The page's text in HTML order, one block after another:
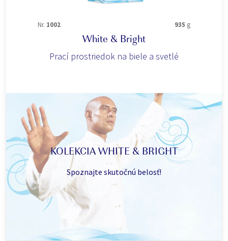
KOLEKCIA WHITE & BRIGHT
Spoznajte skutočnú belosť!
Nr. 1002 935 g
White & Bright
Prací prostriedok na biele a svetlé